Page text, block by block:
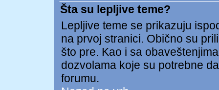
Šta su lepljive teme?
Lepljive teme se prikazuju
na prvoj stranici. Obično su
što pre. Kao i sa
dozvolama koje su potrebne
forumu.